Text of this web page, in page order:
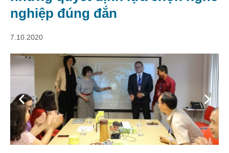
nghiệp đúng đắn
7.10.2020
Previous Next